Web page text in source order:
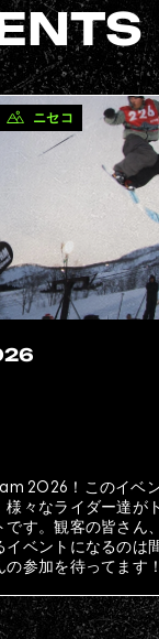
ニセコ
2026！このイベ
様々なライダー達がト
す。観客の皆さん、
イベントになるのは
参加を待ってます！